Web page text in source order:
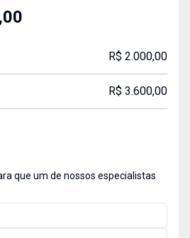
R$ 2.000,00
R$ 3.600,00
que um de nossos especialistas